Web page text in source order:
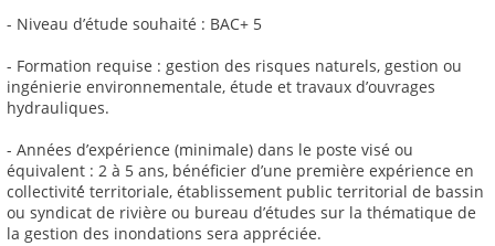
- Niveau d’étude souhaité : BAC+ 5
- Formation requise : gestion des risques naturels, gestion ou
ingénierie environnementale, étude et travaux d’ouvrages
hydrauliques.
- Années d’expérience (minimale) dans le poste visé ou
équivalent : 2 à 5 ans, bénéficier d’une première expérience en
collectivité́ territoriale, établissement public territorial de bassin
ou syndicat de rivière ou bureau d’études sur la thématique de
la gestion des inondations sera appréciée.